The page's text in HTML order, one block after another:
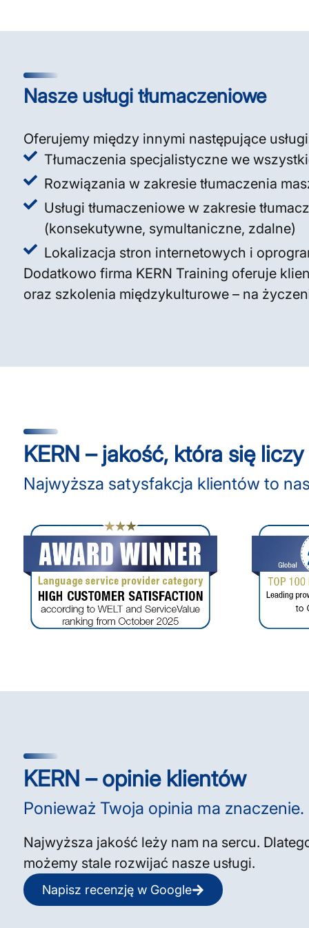
Nasze usługi tłumaczeniowe
Oferujemy między innymi następujące
Tłumaczenia specjalistyczne we
Rozwiązania w zakresie tłumaczenia
Usługi tłumaczeniowe w zakresie
(konsekutywne, symultaniczne, zdalne)
Lokalizacja stron internetowych i
Dodatkowo firma KERN Training oferuje
oraz szkolenia międzykulturowe – na
KERN – jakość, która się liczy
Najwyższa satysfakcja klientów to
KERN – opinie klientów
Ponieważ Twoja opinia ma znaczenie.
Najwyższa jakość leży nam na sercu.
możemy stale rozwijać nasze usługi.
Napisz recenzję w Google